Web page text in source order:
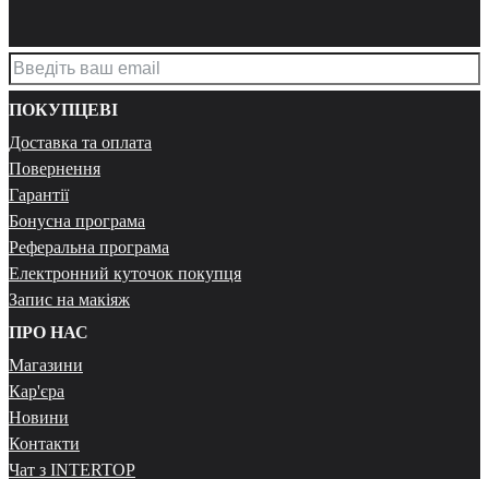
ПОКУПЦЕВІ
Доставка та оплата
Повернення
Гарантії
Бонусна програма
Реферальна програма
Електронний куточок покупця
Запис на макіяж
ПРО НАС
Магазини
Кар'єра
Новини
Контакти
Чат з INTERTOP